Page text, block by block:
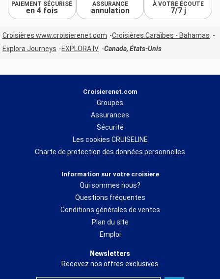
PAIEMENT SÉCURISÉ
en 4 fois
ASSURANCE
annulation
À VOTRE ÉCOUTE
7/7 j
Croisières www.croisierenet.com
Croisières Caraïbes - Bahamas
Explora Journeys
EXPLORA IV Canada, États-Unis
Croisierenet.com
Groupes
Assurances
Sécurité
Les cookies CRUISELINE
Charte de protection des données personnelles
Information sur votre croisiere
Qui sommes nous?
Questions fréquentes
Conditions générales de ventes
Plan du site
Emploi
Newsletters
Recevez nos offres exclusives